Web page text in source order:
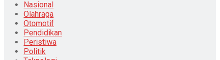
Nasional
Olahraga
Otomotif
Pendidikan
Peristiwa
Politik